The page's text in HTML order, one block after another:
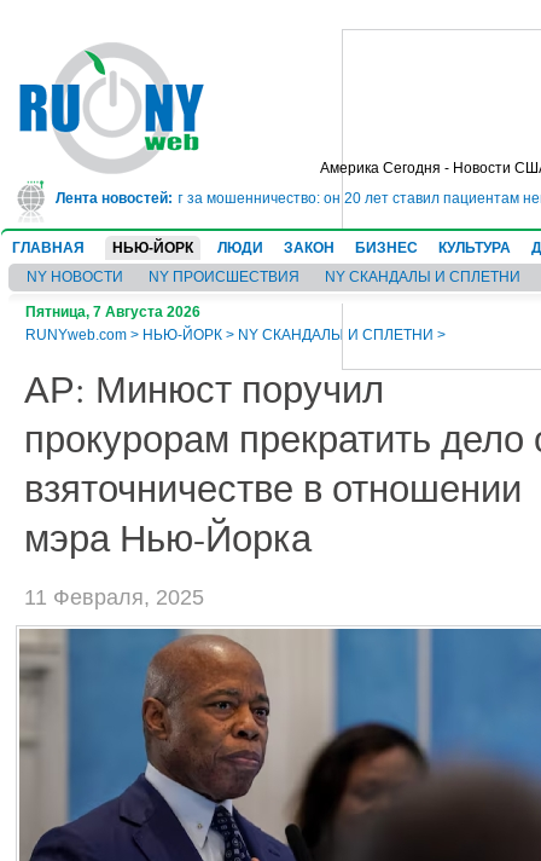
Америка Сегодня - Новости
Лента новостей:
в тюрьму на 10 лет за мошенничество: он 20 лет ставил пациентам
ГЛАВНАЯ НЬЮ-ЙОРК ЛЮДИ ЗАКОН БИЗНЕС КУЛЬТУРА
NY НОВОСТИ
NY ПРОИСШЕСТВИЯ NY СКАНДАЛЫ И СПЛЕТНИ
Пятница, 7 Августа 2026
RUNYweb.com > НЬЮ-ЙОРК > NY СКАНДАЛЫ И СПЛЕТНИ >
АР: Минюст поручил
прокурорам прекратить дело
взяточничестве в отношении
мэра Нью-Йорка
11 Февраля, 2025